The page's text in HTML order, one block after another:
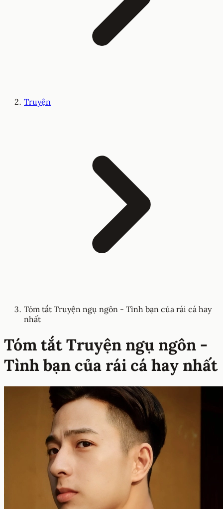
Truyện
Tóm tắt Truyện ngụ ngôn - Tình bạn của rái cá hay
nhất
Tóm tắt Truyện ngụ ngôn -
Tình bạn của rái cá hay nhất